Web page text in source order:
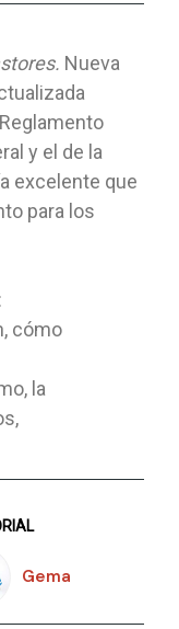
Nueva
y el de la
excelente que
para los
cómo
la
Gema